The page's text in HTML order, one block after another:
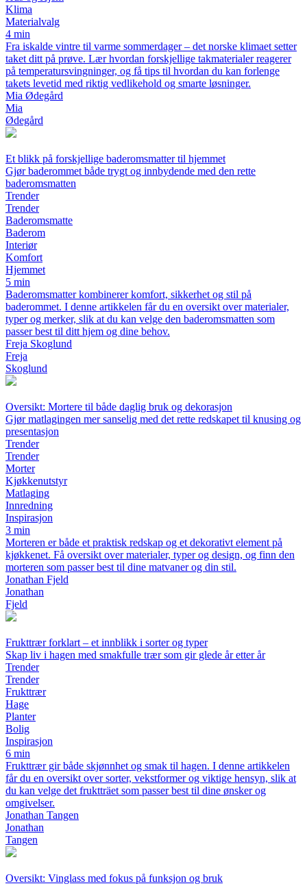
Klima
Materialvalg
4 min
Fra iskalde vintre til varme sommerdager – det norske klimaet setter
taket ditt på prøve. Lær hvordan forskjellige takmaterialer reagerer
på temperatursvingninger, og få tips til hvordan du kan forlenge
takets levetid med riktig vedlikehold og smarte løsninger.
Mia Ødegård
Mia
Ødegård
Et blikk på forskjellige baderomsmatter til hjemmet
Gjør baderommet både trygt og innbydende med den rette
baderomsmatten
Trender
Trender
Baderomsmatte
Baderom
Interiør
Komfort
Hjemmet
5 min
Baderomsmatter kombinerer komfort, sikkerhet og stil på
baderommet. I denne artikkelen får du en oversikt over materialer,
typer og merker, slik at du kan velge den baderomsmatten som
passer best til ditt hjem og dine behov.
Freja Skoglund
Freja
Skoglund
Oversikt: Mortere til både daglig bruk og dekorasjon
Gjør matlagingen mer sanselig med det rette redskapet til knusing og
presentasjon
Trender
Trender
Morter
Kjøkkenutstyr
Matlaging
Innredning
Inspirasjon
3 min
Morteren er både et praktisk redskap og et dekorativt element på
kjøkkenet. Få oversikt over materialer, typer og design, og finn den
morteren som passer best til dine matvaner og din stil.
Jonathan Fjeld
Jonathan
Fjeld
Frukttrær forklart – et innblikk i sorter og typer
Skap liv i hagen med smakfulle trær som gir glede år etter år
Trender
Trender
Frukttrær
Hage
Planter
Bolig
Inspirasjon
6 min
Frukttrær gir både skjønnhet og smak til hagen. I denne artikkelen
får du en oversikt over sorter, vekstformer og viktige hensyn, slik at
du kan velge det fruktträet som passer best til dine ønsker og
omgivelser.
Jonathan Tangen
Jonathan
Tangen
Oversikt: Vinglass med fokus på funksjon og bruk